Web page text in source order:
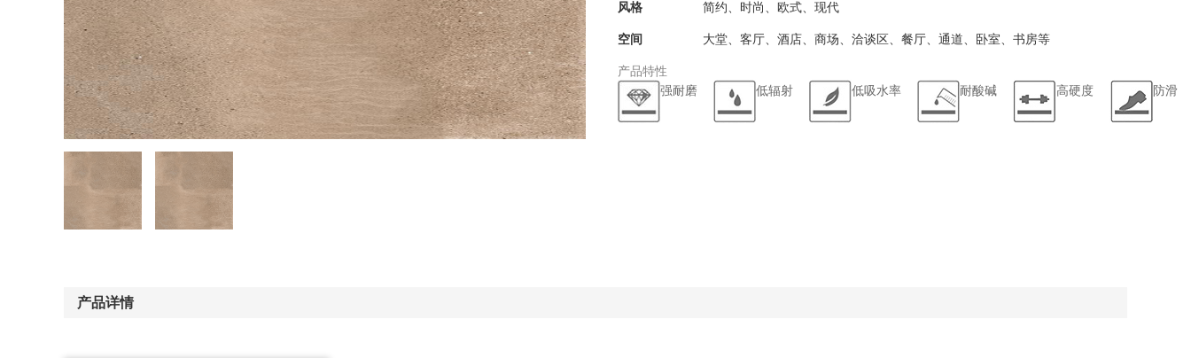
风格 简约、时尚、欧式、现代
空间 大堂、客厅、酒店、商场、洽谈区、餐厅、通道、卧室、书房等
产品特性
强耐磨
低辐射 低吸水率 耐酸碱 高硬度 防滑
产品详情